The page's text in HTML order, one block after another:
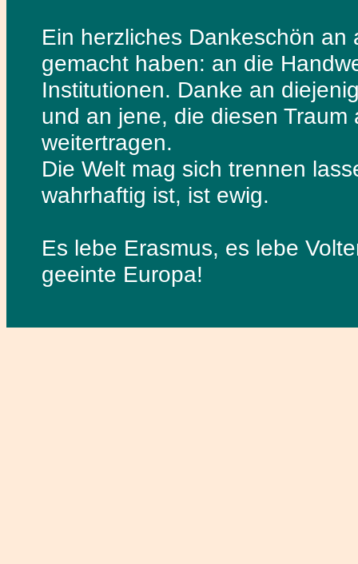
Ein herzliches Dankeschön
gemacht haben: an die
Institutionen. Danke an
und an jene, die diesen
weitertragen.
Die Welt mag sich trennen
wahrhaftig ist, ist ewig.
Es lebe Erasmus, es lebe
geeinte Europa!